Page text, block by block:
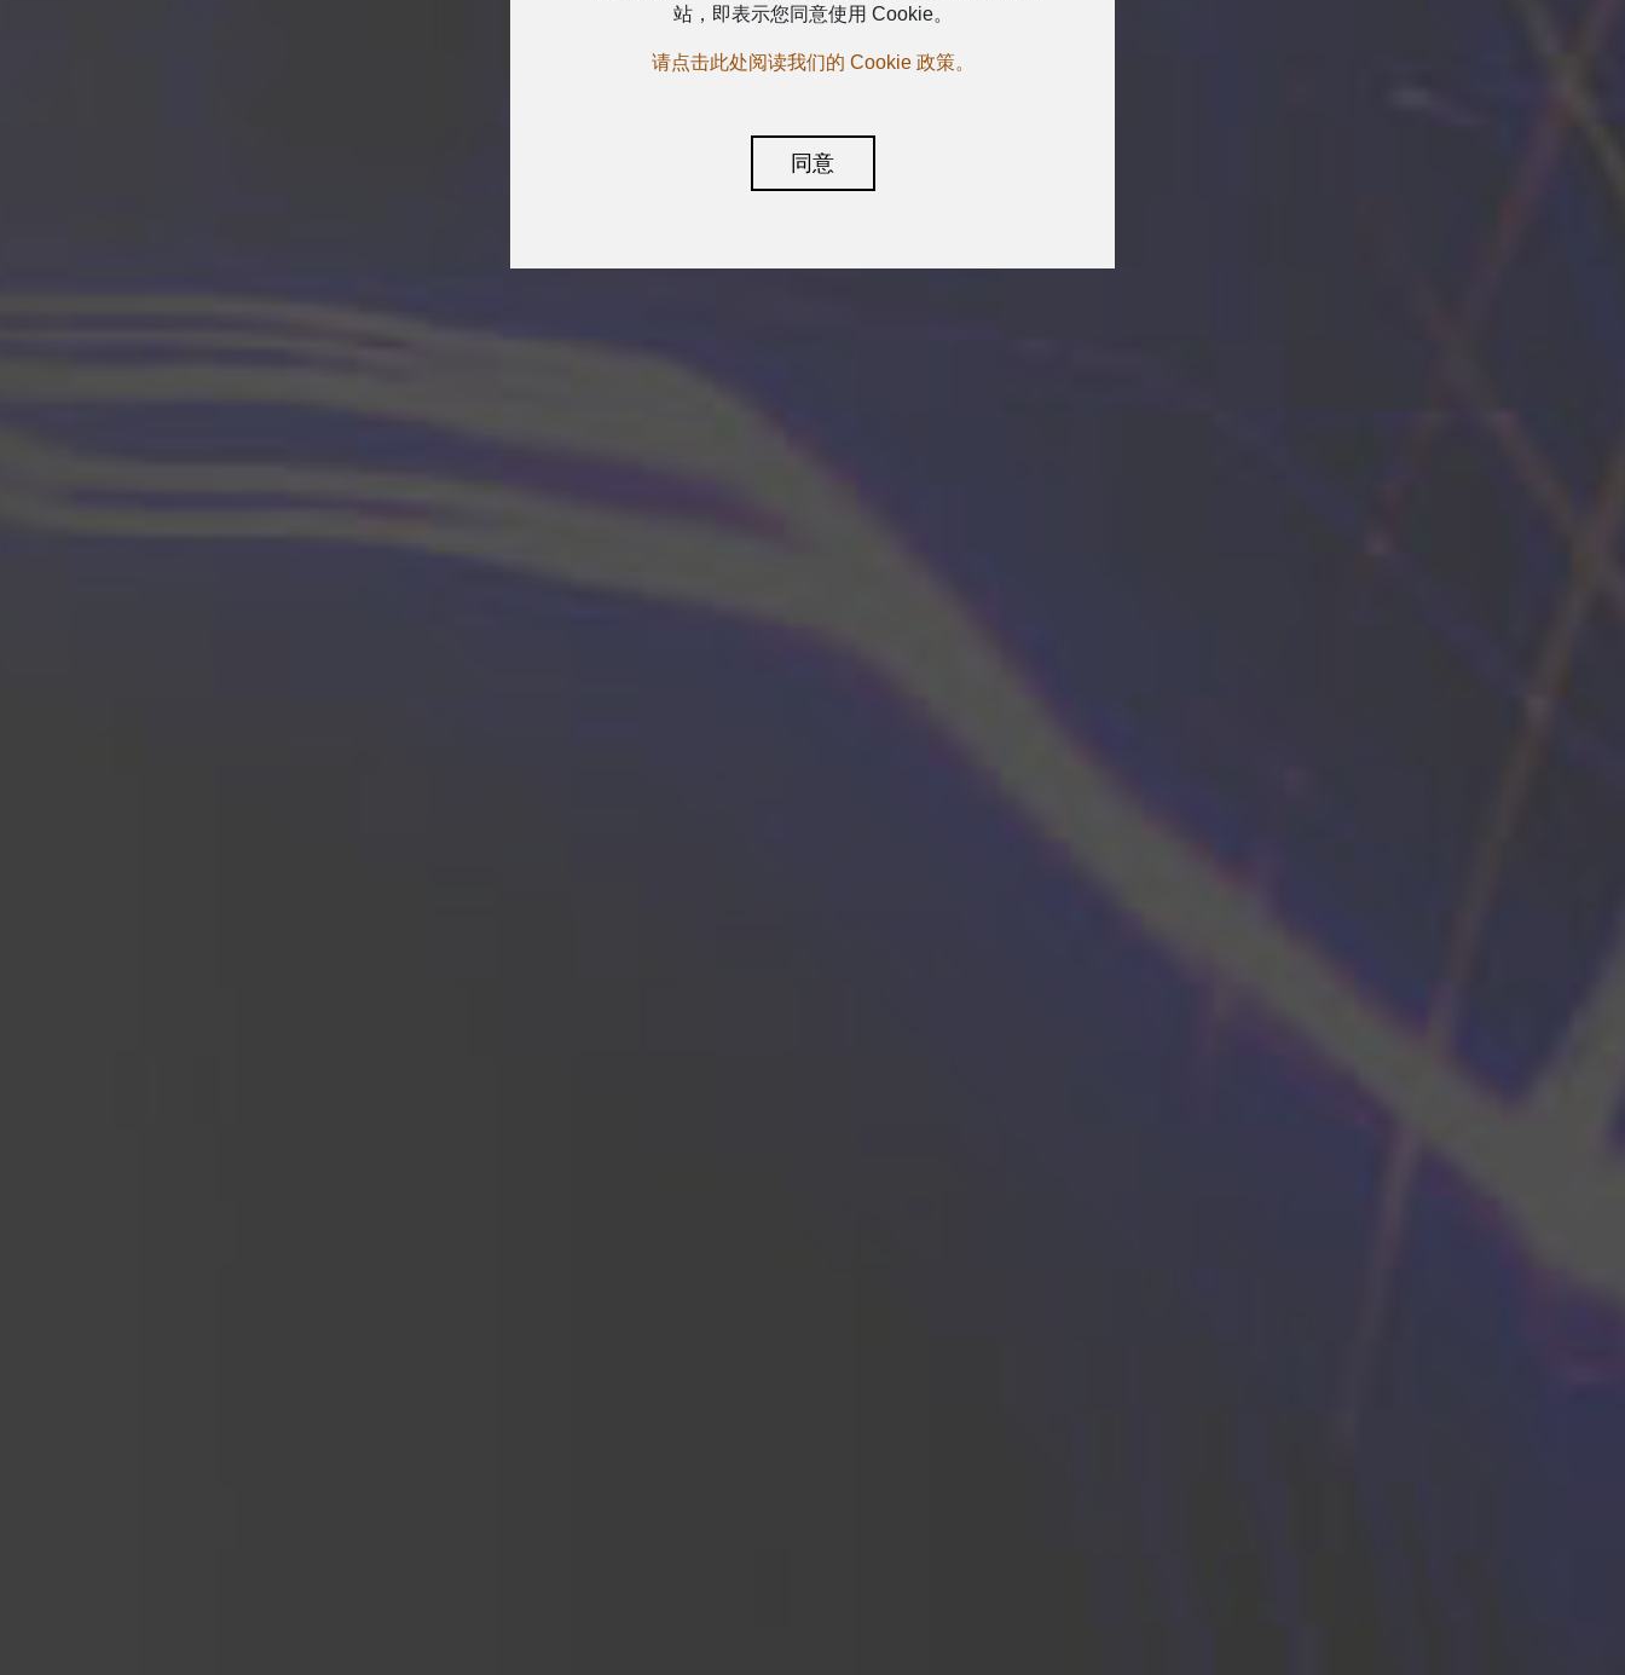
站，即表示您同意使用 Cookie。
请点击此处阅读我们的 Cookie 政策。
同意